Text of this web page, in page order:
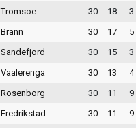
Tromsoe 30 18 3
Brann 30 17 5
Sandefjord 30 15 3
Vaalerenga 30 13 4
Rosenborg 30 11 9
Fredrikstad 30 11 9